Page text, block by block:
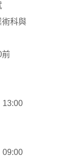
術科與
前
13:00
09:00